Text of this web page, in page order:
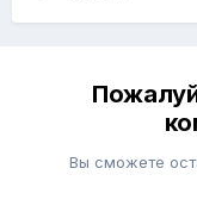
Вы сможете